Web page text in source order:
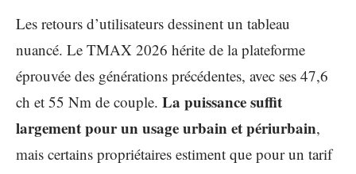
Les retours d’utilisateurs dessinent un tableau
nuancé. Le TMAX 2026 hérite de la plateforme
éprouvée des générations précédentes, avec ses 47,6
ch et 55 Nm de couple. La puissance suffit
largement pour un usage urbain et périurbain,
mais certains propriétaires estiment que pour un tarif